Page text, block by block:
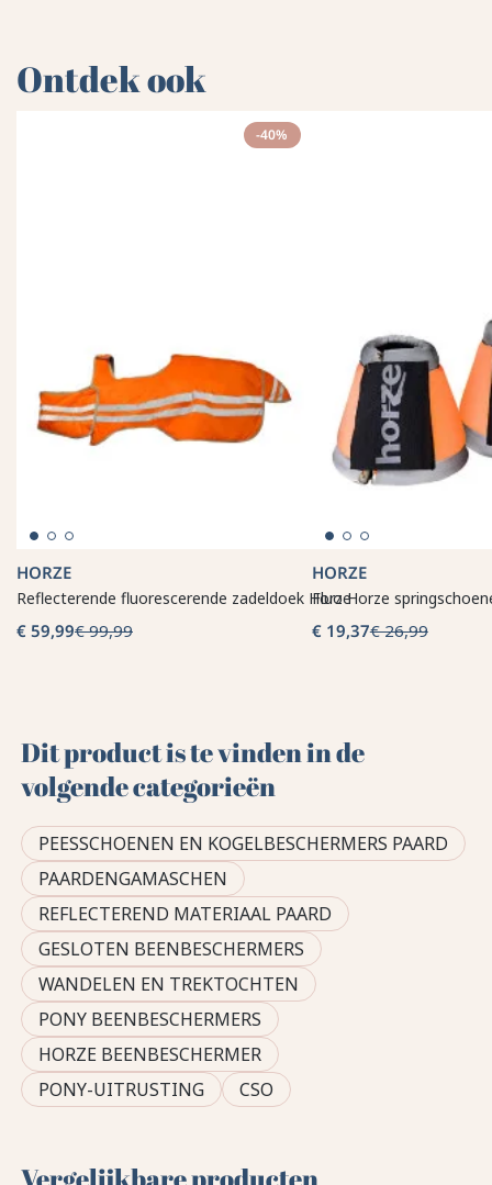
Ontdek ook
-40%
HORZE
Reflecterende fluorescerende zadeldoek Horze
€ 59,99€ 99,99
HORZE
Fluo Horze
€ 19,37€ 26,99
Dit product is te vinden in de
volgende categorieën
PEESSCHOENEN EN KOGELBESCHERMERS PAARD
PAARDENGAMASCHEN
REFLECTEREND MATERIAAL PAARD
GESLOTEN BEENBESCHERMERS
WANDELEN EN TREKTOCHTEN
PONY BEENBESCHERMERS
HORZE BEENBESCHERMER
PONY-UITRUSTING
CSO